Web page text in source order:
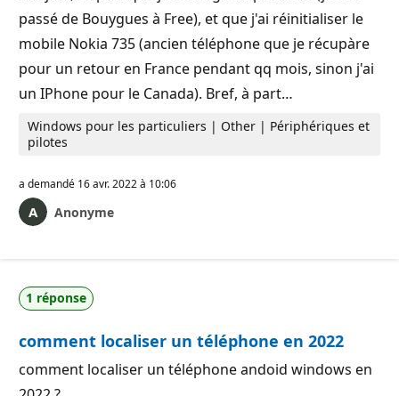
passé de Bouygues à Free), et que j'ai réinitialiser le
mobile Nokia 735 (ancien téléphone que je récupàre
pour un retour en France pendant qq mois, sinon j'ai
un IPhone pour le Canada). Bref, à part…
Windows pour les particuliers | Other | Périphériques et
pilotes
a demandé 16 avr. 2022 à 10:06
Anonyme
1 réponse
comment localiser un téléphone en 2022
comment localiser un téléphone andoid windows en